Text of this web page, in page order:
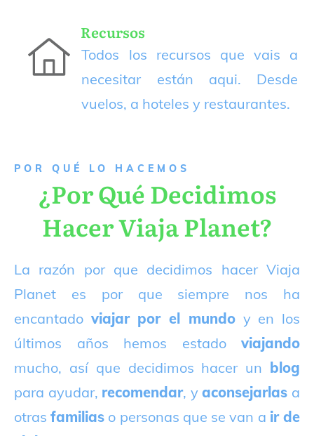
Recursos
Todos los recursos que vais a
necesitar están aqui. Desde
vuelos, a hoteles y restaurantes.
P OR QUÉ LO HACEMOS
¿Por Qué Decidimos
Hacer Viaja Planet?
La razón por que decidimos hacer Viaja
Planet es por que siempre nos ha
encantado viajar por el mundoy en los
últimos años hemos estado viajando
mucho, así que decidimos hacer un blog
para ayudar, recomendar, yaconsejarlas a
otrasfamilias o personas que se van a ir de